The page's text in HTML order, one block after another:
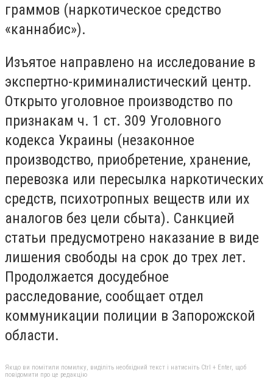
граммов (наркотическое средство
«каннабис»).
Изъятое направлено на исследование в
экспертно-криминалистический центр.
Открыто уголовное производство по
признакам ч. 1 ст. 309 Уголовного
кодекса Украины (незаконное
производство, приобретение, хранение,
перевозка или пересылка наркотических
средств, психотропных веществ или их
аналогов без цели сбыта). Санкцией
статьи предусмотрено наказание в виде
лишения свободы на срок до трех лет.
Продолжается досудебное
расследование, сообщает отдел
коммуникации полиции в Запорожской
области.
Якщо ви помітили помилку, виділіть необхідний текст і натисніть Ctrl + Enter, щоб
повідомити про це редакцію